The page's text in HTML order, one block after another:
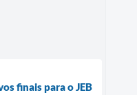
finais para o JEB